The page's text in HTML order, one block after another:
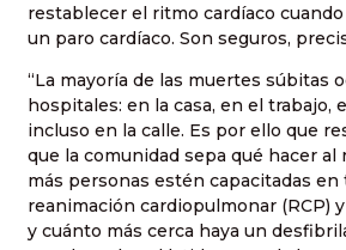
restablecer el ritmo cardíaco
un paro cardíaco. Son seguros,
“La mayoría de las muertes súbitas
hospitales: en la casa, en el trabajo,
incluso en la calle. Es por ello que
que la comunidad sepa qué hacer al
más personas estén capacitadas en
reanimación cardiopulmonar (RCP)
y cuánto más cerca haya un